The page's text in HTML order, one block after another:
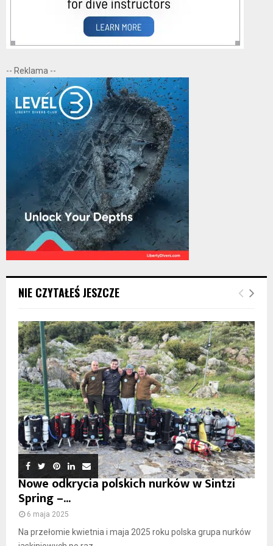
-- Reklama --
NIE CZYTAŁEŚ JESZCZE
Nowe odkrycia polskich nurków w Sintzi
Spring –...
6 maja 2025
Na przełomie kwietnia i maja 2025 roku polska grupa nurków